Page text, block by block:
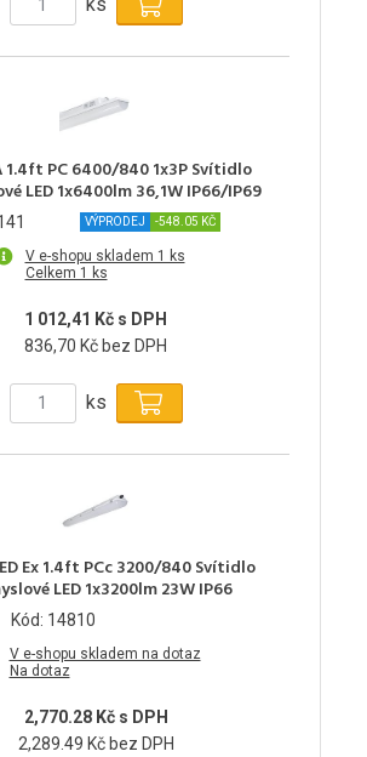
ks
1.4ft PC 6400/840 1x3P Svítidlo
LED 1x6400lm 36,1W IP66/IP69
VÝPRODEJ -548.05 KČ
V e-shopu skladem 1 ks
Celkem 1 ks
1 012,41 Kč s DPH
836,70 Kč bez DPH
ks
Ex 1.4ft PCc 3200/840 Svítidlo
LED 1x3200lm 23W IP66
Kód: 14810
V e-shopu skladem na dotaz
Na dotaz
2,770.28 Kč s DPH
2,289.49 Kč bez DPH